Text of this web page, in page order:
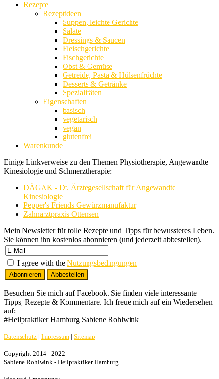
Rezepte
Rezeptideen
Suppen, leichte Gerichte
Salate
Dressings & Saucen
Fleischgerichte
Fischgerichte
Obst & Gemüse
Getreide, Pasta & Hülsenfrüchte
Desserts & Getränke
Spezialitäten
Eigenschaften
basisch
vegetarisch
vegan
glutenfrei
Warenkunde
Einige Linkverweise zu den Themen Physiotherapie, Angewandte
Kinesiologie und Schmerztherapie:
DÄGAK - Dt. Ärztegesellschaft für Angewandte
Kinesiologie
Pepper's Friends Gewürzmanufaktur
Zahnarztpraxis Ottensen
Mein Newsletter für tolle Rezepte und Tipps für bewussteres Leben.
Sie können ihn kostenlos abonnieren (und jederzeit abbestellen).
I agree with the Nutzungsbedingungen
Besuchen Sie mich auf Facebook. Sie finden viele interessante
Tipps, Rezepte & Kommentare. Ich freue mich auf ein Wiedersehen
auf:
#Heilpraktiker Hamburg Sabiene Rohlwink
Datenschutz | Impressum | Sitemap
Copyright 2014 - 2022:
Sabiene Rohlwink - Heilpraktiker Hamburg